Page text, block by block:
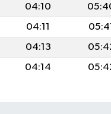
04:10
04:11 05:41
04:13
04:14